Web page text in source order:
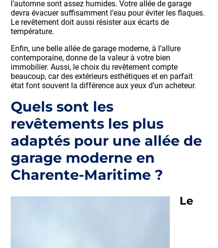
l’automne sont assez humides. Votre allée de garage
devra évacuer suffisamment l’eau pour éviter les flaques.
Le revêtement doit aussi résister aux écarts de
température.
Enfin, une belle allée de garage moderne, à l’allure
contemporaine, donne de la valeur à votre bien
immobilier. Aussi, le choix du revêtement compte
beaucoup, car des extérieurs esthétiques et en parfait
état font souvent la différence aux yeux d’un acheteur.
Quels sont les
revêtements les plus
adaptés pour une allée de
garage moderne en
Charente-Maritime ?
Le